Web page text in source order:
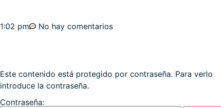
1:02 pm No hay comentarios
Este contenido está protegido por contraseña. Para verlo
introduce la contraseña.
Contraseña: